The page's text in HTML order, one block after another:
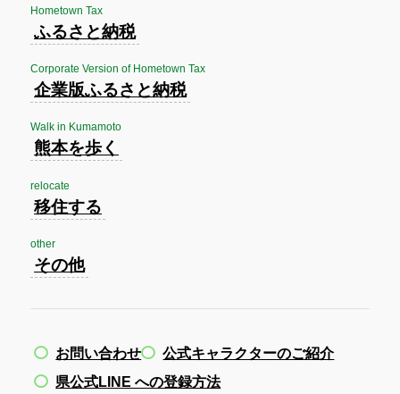
Hometown Tax
ふるさと納税
Corporate Version of Hometown Tax
企業版ふるさと納税
Walk in Kumamoto
熊本を歩く
relocate
移住する
other
その他
お問い合わせ
公式キャラクターのご紹介
県公式LINE への登録方法